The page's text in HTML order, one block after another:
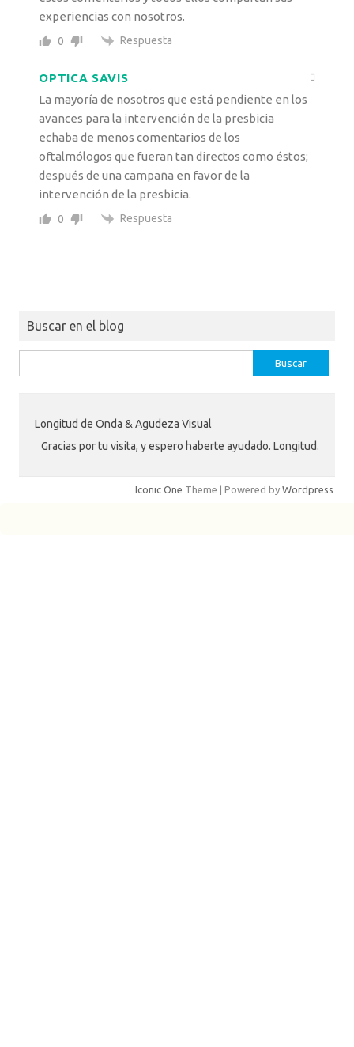
experiencias con nosotros.
0 Respuesta
OPTICA SAVIS
La mayoría de nosotros que está pendiente en los
avances para la intervención de la presbicia
echaba de menos comentarios de los
oftalmólogos que fueran tan directos como éstos;
después de una campaña en favor de la
intervención de la presbicia.
0 Respuesta
Buscar en el blog
Longitud de Onda & Agudeza Visual
Gracias por tu visita, y espero haberte ayudado. Longitud.
Iconic One Theme | Powered by Wordpress